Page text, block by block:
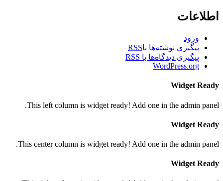
اطلاعات
ورود
پیگیری نوشته‌ها باRSS
پیگیری دیدگاه‌ها با RSS
WordPress.org
Widget Ready
This left column is widget ready! Add one in the admin panel.
Widget Ready
This center column is widget ready! Add one in the admin panel.
Widget Ready